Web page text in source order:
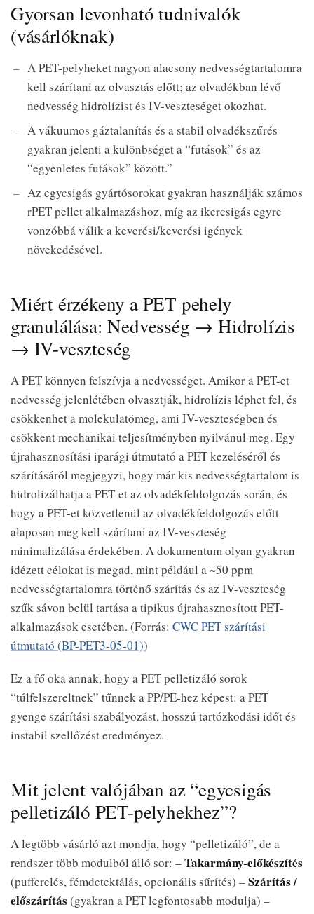
Gyorsan levonható tudnivalók
(vásárlóknak)
A PET-pelyheket nagyon alacsony nedvességtartalomra
kell szárítani az olvasztás előtt; az olvadékban lévő
nedvesség hidrolízist és IV-veszteséget okozhat.
A vákuumos gáztalanítás és a stabil olvadékszűrés
gyakran jelenti a különbséget a “futások” és az
“egyenletes futások” között.”
Az egycsigás gyártósorokat gyakran használják számos
rPET pellet alkalmazáshoz, míg az ikercsigás egyre
vonzóbbá válik a keverési/keverési igények
növekedésével.
Miért érzékeny a PET pehely
granulálása: Nedvesség → Hidrolízis
→ IV-veszteség
A PET könnyen felszívja a nedvességet. Amikor a PET-et
nedvesség jelenlétében olvasztják, hidrolízis léphet fel, és
csökkenhet a molekulatömeg, ami IV-veszteségben és
csökkent mechanikai teljesítményben nyilvánul meg. Egy
újrahasznosítási iparági útmutató a PET kezeléséről és
szárításáról megjegyzi, hogy már kis nedvességtartalom is
hidrolizálhatja a PET-et az olvadékfeldolgozás során, és
hogy a PET-et közvetlenül az olvadékfeldolgozás előtt
alaposan meg kell szárítani az IV-veszteség
minimalizálása érdekében. A dokumentum olyan gyakran
idézett célokat is megad, mint például a ~50 ppm
nedvességtartalomra történő szárítás és az IV-veszteség
szűk sávon belül tartása a tipikus újrahasznosított PET-
alkalmazások esetében. (Forrás: CWC PET szárítási
útmutató (BP-PET3-05-01))
Ez a fő oka annak, hogy a PET pelletizáló sorok
“túlfelszereltnek” tűnnek a PP/PE-hez képest: a PET
gyenge szárítási szabályozást, hosszú tartózkodási időt és
instabil szellőzést eredményez.
Mit jelent valójában az “egycsigás
pelletizáló PET-pelyhekhez”?
A legtöbb vásárló azt mondja, hogy “pelletizáló”, de a
rendszer több modulból álló sor: –Takarmány-előkészítés
(pufferelés, fémdetektálás, opcionális sűrítés) –Szárítás /
előszárítás (gyakran a PET legfontosabb modulja) –